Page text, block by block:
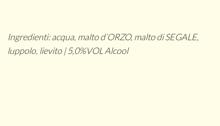
Ingredienti: acqua, malto d’ORZO, malto di SEGALE,
luppolo, lievito | 5,0%VOL Alcool